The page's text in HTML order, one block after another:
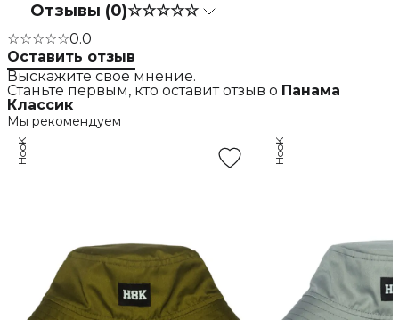
Отзывы (0)☆☆☆☆☆
☆☆☆☆☆0.0
Оставить отзыв
Выскажите свое мнение.
Станьте первым, кто оставит отзыв о Панама
Классик
Мы рекомендуем
HooK HooK